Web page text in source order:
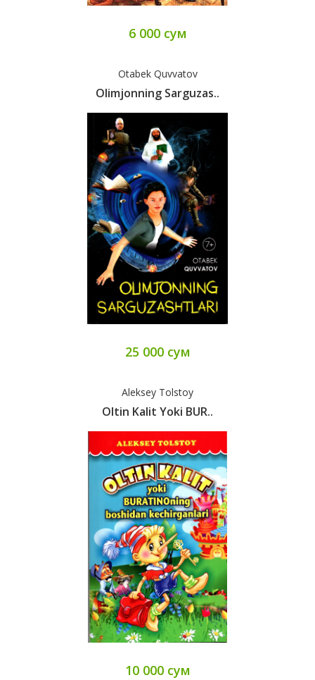
6 000 сум
Otabek Quvvatov
Olimjonning Sarguzas..
25 000 сум
Aleksey Tolstoy
Oltin Kalit Yoki BUR..
10 000 сум